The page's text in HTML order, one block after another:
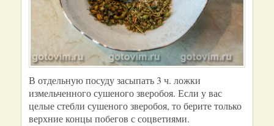
В отдельную посуду засыпать 3 ч. ложки
измельченного сушеного зверобоя. Если у вас
целые стебли сушеного зверобоя, то берите только
верхние концы побегов с соцветиями.